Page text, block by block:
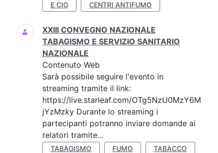
E CIG
CENTRI ANTIFUMO
XXIII CONVEGNO NAZIONALE
TABAGISMO E SERVIZIO SANITARIO
NAZIONALE
Contenuto Web
Sarà possibile seguire l'evento in
streaming tramite il link:
https://live.starleaf.com/OTg5NzU0MzY6M
jYzMzky Durante lo streaming i
partecipanti potranno inviare domande ai
relatori tramite...
TABAGISMO FUMO
TABACCO